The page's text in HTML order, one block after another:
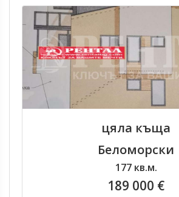
цяла къща
Беломорски
177 кв.м.
189 000 €